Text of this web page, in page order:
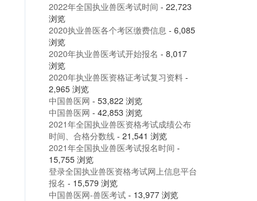
2022年全国执业兽医考试时间 - 22,723
浏览
2020执业兽医各个考区缴费信息 - 6,085
浏览
2020年执业兽医考试开始报名 - 8,017
浏览
2020年执业兽医资格证考试复习资料-
2,965 浏览
中国兽医网 - 53,822 浏览
中国兽医网 - 42,853 浏览
2021年全国执业兽医资格考试成绩公布
时间、合格分数线- 21,541 浏览
2021年全国执业兽医考试报名时间 -
15,755 浏览
登录全国执业兽医资格考试网上信息平台
报名 - 15,579 浏览
中国兽医网-兽医考试- 13,977 浏览